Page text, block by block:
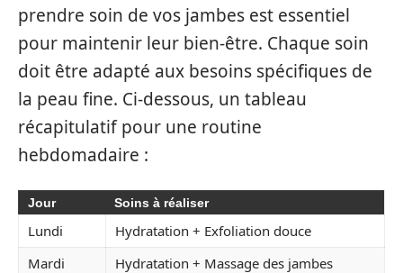
prendre soin de vos jambes est essentiel
pour maintenir leur bien-être. Chaque soin
doit être adapté aux besoins spécifiques de
la peau fine. Ci-dessous, un tableau
récapitulatif pour une routine
hebdomadaire :
Jour Soins à réaliser
Lundi
Hydratation + Exfoliation douce
Mardi
Hydratation + Massage des jambes